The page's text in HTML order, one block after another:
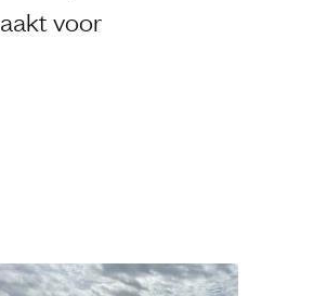
voor